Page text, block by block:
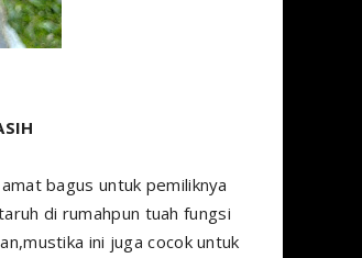
bagus untuk pemiliknya
di rumahpun tuah fungsi
ini juga cocok untuk